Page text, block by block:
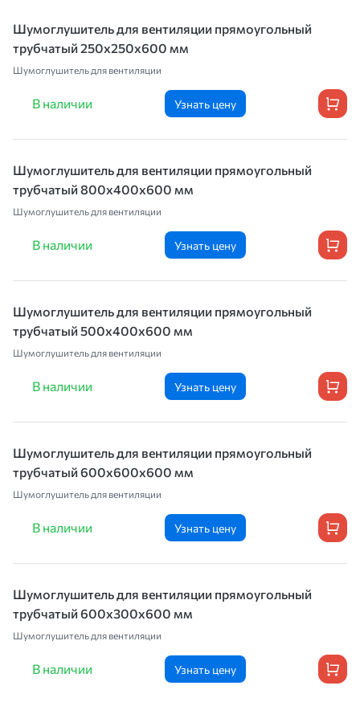
Шумоглушитель для вентиляции прямоугольный
трубчатый 250х250х600 мм
Шумоглушитель для вентиляции
В наличии Узнать цену
Шумоглушитель для вентиляции прямоугольный
трубчатый 800х400х600 мм
Шумоглушитель для вентиляции
В наличии Узнать цену
Шумоглушитель для вентиляции прямоугольный
трубчатый 500х400х600 мм
Шумоглушитель для вентиляции
В наличии Узнать цену
Шумоглушитель для вентиляции прямоугольный
трубчатый 600х600х600 мм
Шумоглушитель для вентиляции
В наличии Узнать цену
Шумоглушитель для вентиляции прямоугольный
трубчатый 600х300х600 мм
Шумоглушитель для вентиляции
В наличии Узнать цену